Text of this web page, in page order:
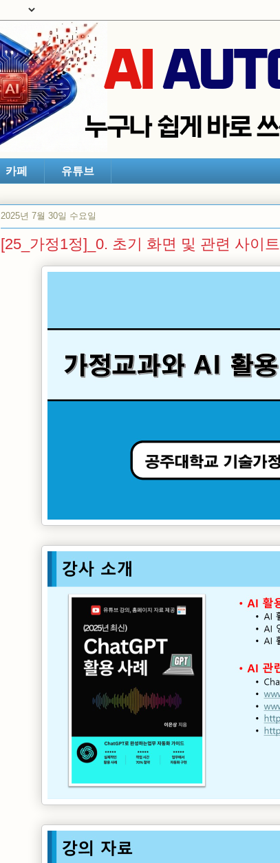
카페 유튜브
2025년 7월 30일 수요일
[25_가정1정]_0. 초기 화면 및 관련 사이트